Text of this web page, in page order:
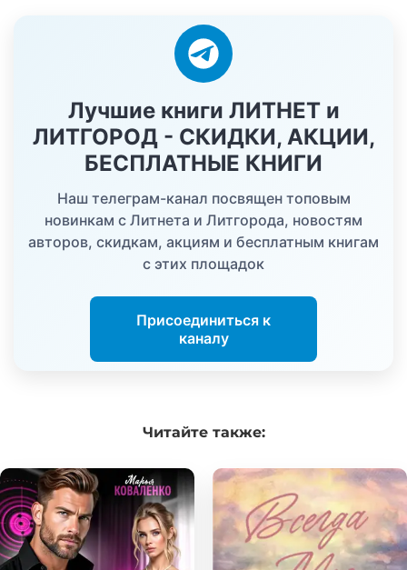
Лучшие книги ЛИТНЕТ и
ЛИТГОРОД - СКИДКИ, АКЦИИ,
БЕСПЛАТНЫЕ КНИГИ
Наш телеграм-канал посвящен топовым
новинкам с Литнета и Литгорода, новостям
авторов, скидкам, акциям и бесплатным книгам
с этих площадок
Присоединиться к
каналу
Читайтетакже: